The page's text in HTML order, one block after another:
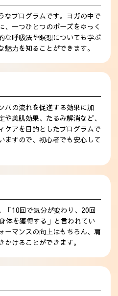
なプログラムです。ヨガの中で
、一つひとつのポーズをゆっく
な呼吸法や瞑想についても学ぶ
力を知ることができます。
パの流れを促進する効果に加
美肌効果、たるみ解消など、
ケアを目的としたプログラムで
ますので、初心者でも安心して
「10回で気分が変わり、20回
体を獲得する」と言われてい
ーマンスの向上はもちろん、肩
けることができます。